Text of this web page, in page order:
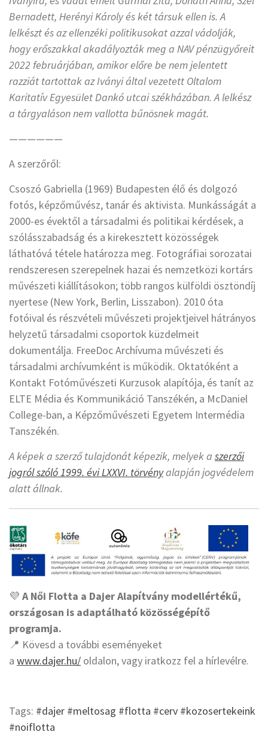
Bernadett, Herényi Károly és két társuk ellen is. A
lelkészt és az ellenzéki politikusokat azzal vádolják,
hogy erőszakkal akadályozták meg a NAV pénzügyőreit
2022 februárjában, amikor előre be nem jelentett
razziát tartottak az Iványi által vezetett Oltalom
Karitatív Egyesület Dankó utcai székházában. A lelkész
a tárgyaláson nem vallotta bűnösnek magát.
——————
A szerzőről:
Csoszó Gabriella (1969) Budapesten élő és dolgozó
fotós, képzőművész, tanár és aktivista. Munkásságát a
2000-es évektől a társadalmi és politikai kérdések, a
szólásszabadság és a kirekesztett közösségek
láthatóvá tétele határozza meg. Fotográfiai sorozatai
rendszeresen szerepelnek hazai és nemzetközi kortárs
művészeti kiállításokon; több rangos külföldi ösztöndíj
nyertese (New York, Berlin, Lisszabon). 2010 óta
fotóival és részvételi művészeti projektjeivel hátrányos
helyzetű társadalmi csoportok küzdelmeit
dokumentálja. FreeDoc Archívuma művészeti és
társadalmi archívumként is működik. Oktatóként a
Kontakt Fotóművészeti Kurzusok alapítója, és tanít az
ELTE Média és Kommunikáció Tanszékén, a McDaniel
College-ban, a Képzőművészeti Egyetem Intermédia
Tanszékén.
A képek a szerző tulajdonát képezik, melyek a szerzői
jogról szóló 1999. évi LXXVI. törvényalapján jogvédelem
alatt állnak.
💜 A Női Flotta a Dajer Alapítvány modellértékű,
országosan is adaptálható közösségépítő
programja.
📍 Kövesd a további eseményeket
a www.dajer.hu/ oldalon, vagy iratkozz fel a hírlevélre.
Tags: #dajer #meltosag #flotta #cerv #kozosertekeink
#noiflotta